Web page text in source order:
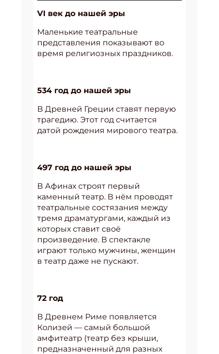
VI век до нашей эры
Маленькие театральные
представления показывают во
время религиозных праздников.
534 год до нашей эры
В Древней Греции ставят первую
трагедию. Этот год считается
датой рождения мирового театра.
497 год до нашей эры
В Афинах строят первый
каменный театр. В нём проводят
театральные состязания между
тремя драматургами, каждый из
которых ставит своё
произведение. В спектакле
играют только мужчины, женщин
в театр даже не пускают.
72 год
В Древнем Риме появляется
Колизей — самый большой
амфитеатр (театр без крыши,
предназначенный для разных